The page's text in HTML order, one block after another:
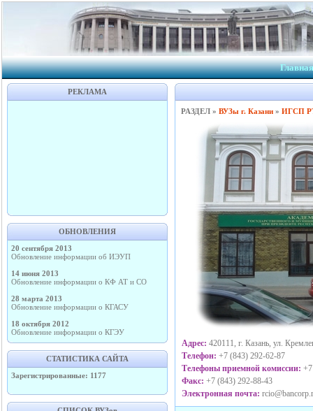
Главная
РЕКЛАМА
ОБНОВЛЕНИЯ
20 сентября 2013
Обновление информации об ИЭУП
14 июня 2013
Обновление информации о КФ АТ и СО
28 марта 2013
Обновление информации о КГАСУ
18 октября 2012
Обновление информации о КГЭУ
СТАТИСТИКА САЙТА
Зарегистрированные: 1177
РАЗДЕЛ » ВУЗы г. Казани » ИГСП
Адрес: 420111, г. Казань, ул.
Телефон: +7 (843) 292-62-87
Телефоны приемной комиссии:
Факс: +7 (843) 292-88-43
Электронная почта: